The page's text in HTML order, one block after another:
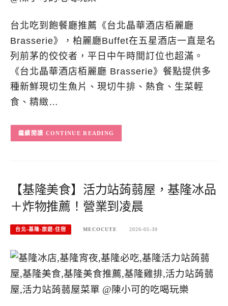
台北吃到飽餐廳推薦《台北晶華酒店栢麗廳
Brasserie》，柏麗廳Buffet在五星酒店一直是名
列前茅的佼佼者，平日中午時間訂位也超滿。
《台北晶華酒店栢麗廳 Brasserie》餐點提供多
種新鮮現切生魚片、現切牛排、熱食、生菜輕
食、精緻…
CONTINUE READING
【基隆美食】活力站蒟蒻屋，基隆冰品
＋炸物推薦！營業到凌晨
台北-基隆-旅遊-住宿 MECOCUTE 2026-05-30